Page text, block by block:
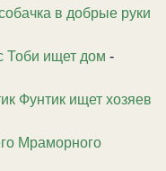
в добрые руки
Тоби ищет дом -
Фунтик ищет хозяев
Мраморного